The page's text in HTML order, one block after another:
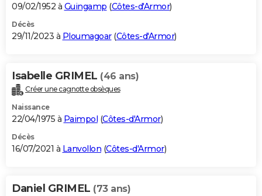
S'inscrire
Se connecter
Lycées
Collèges
Primaires
Universités
Entreprises
Service militaire
Avis de recherche
AVIS DE DÉCÈS
Bricolage
Lifestyle
Culture
Sport
Auto
Television
Voyage
Cinema
09/02/1952 à Guingamp (Côtes-d'Armor)
Décès
29/11/2023 à Ploumagoar(Côtes-d'Armor)
Isabelle GRIMEL (46 ans)
Créer une cagnotte obsèques
Naissance
22/04/1975 à Paimpol (Côtes-d'Armor)
Décès
16/07/2021 à Lanvollon (Côtes-d'Armor)
Daniel GRIMEL (73 ans)